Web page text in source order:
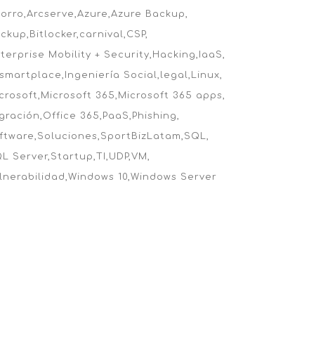
Arcserve Azure Azure Backup
Bitlocker carnival CSP
Mobility + Security Hacking IaaS
Ingeniería Social legal Linux
Microsoft 365 Microsoft 365 apps
Office 365 PaaS Phishing
Soluciones SportBizLatam SQL
Server Startup TI UDP VM
Windows 10 Windows Server